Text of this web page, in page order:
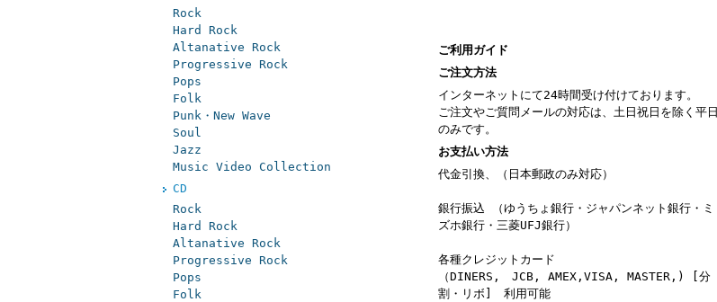
Rock
Hard Rock
Altanative Rock
Progressive Rock
Pops
Folk
Punk・New Wave
Soul
Jazz
Music Video Collection
CD
Rock
Hard Rock
Altanative Rock
Progressive Rock
Pops
Folk
ご利用ガイド
ご注文方法
インターネットにて24時間受け付けております。
ご注文やご質問メールの対応は、土日祝日を除く平日
のみです。
お支払い方法
代金引換、（日本郵政のみ対応）
銀行振込 （ゆうちょ銀行・ジャパンネット銀行・ミ
ズホ銀行・三菱UFJ銀行）
各種クレジットカード
（DINERS, JCB, AMEX,VISA, MASTER,) [分
割・リボ] 利用可能